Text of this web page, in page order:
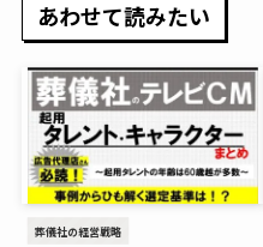
あわせて読みたい
葬儀社の経営戦略